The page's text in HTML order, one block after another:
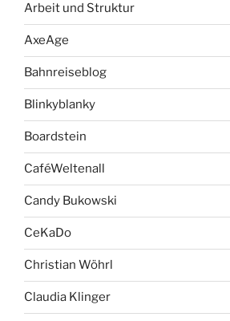
Arbeit und Struktur
AxeAge
Bahnreiseblog
Blinkyblanky
Boardstein
CaféWeltenall
Candy Bukowski
CeKaDo
Christian Wöhrl
Claudia Klinger